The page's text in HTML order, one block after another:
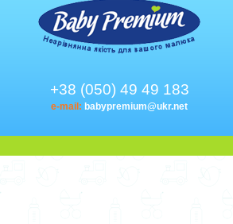
+38 (050) 49 49 183
e-mail: babypremium@ukr.net